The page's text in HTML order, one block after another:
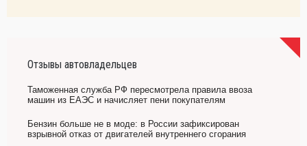
Отзывы автовладельцев
Таможенная служба РФ пересмотрела правила ввоза
машин из ЕАЭС и начисляет пени покупателям
Бензин больше не в моде: в России зафиксирован
взрывной отказ от двигателей внутреннего сгорания